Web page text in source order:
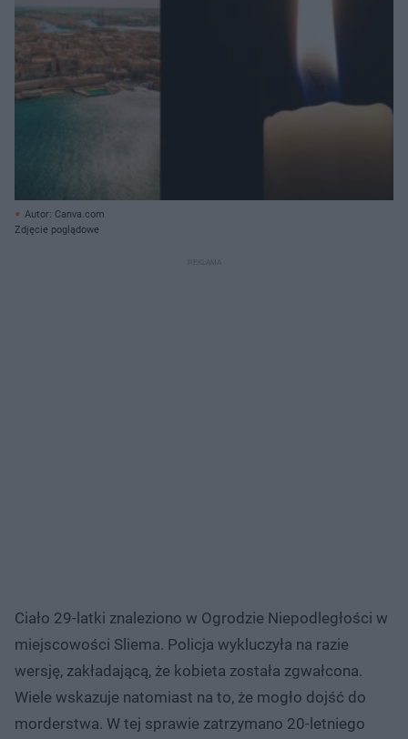
Autor: Canva.com
Zdjęcie poglądowe
Ciało 29-latki znaleziono w Ogrodzie Niepodległości w
miejscowości Sliema. Policja wykluczyła na razie
wersję, zakładającą, że kobieta została zgwałcona.
Wiele wskazuje natomiast na to, że mogło dojść do
morderstwa. W tej sprawie zatrzymano 20-letniego